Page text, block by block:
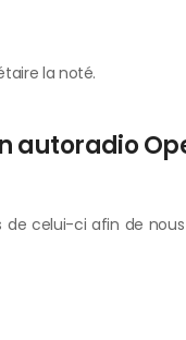
la noté.
autoradio
celui-ci afin de